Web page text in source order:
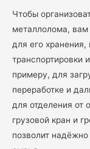
Чтобы
металлолома, вам
для его
транспортировки
примеру, для
переработке и
для отделения от
грузовой кран и
позволит